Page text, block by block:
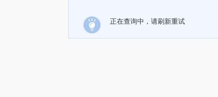
正在查询中，请刷新重试